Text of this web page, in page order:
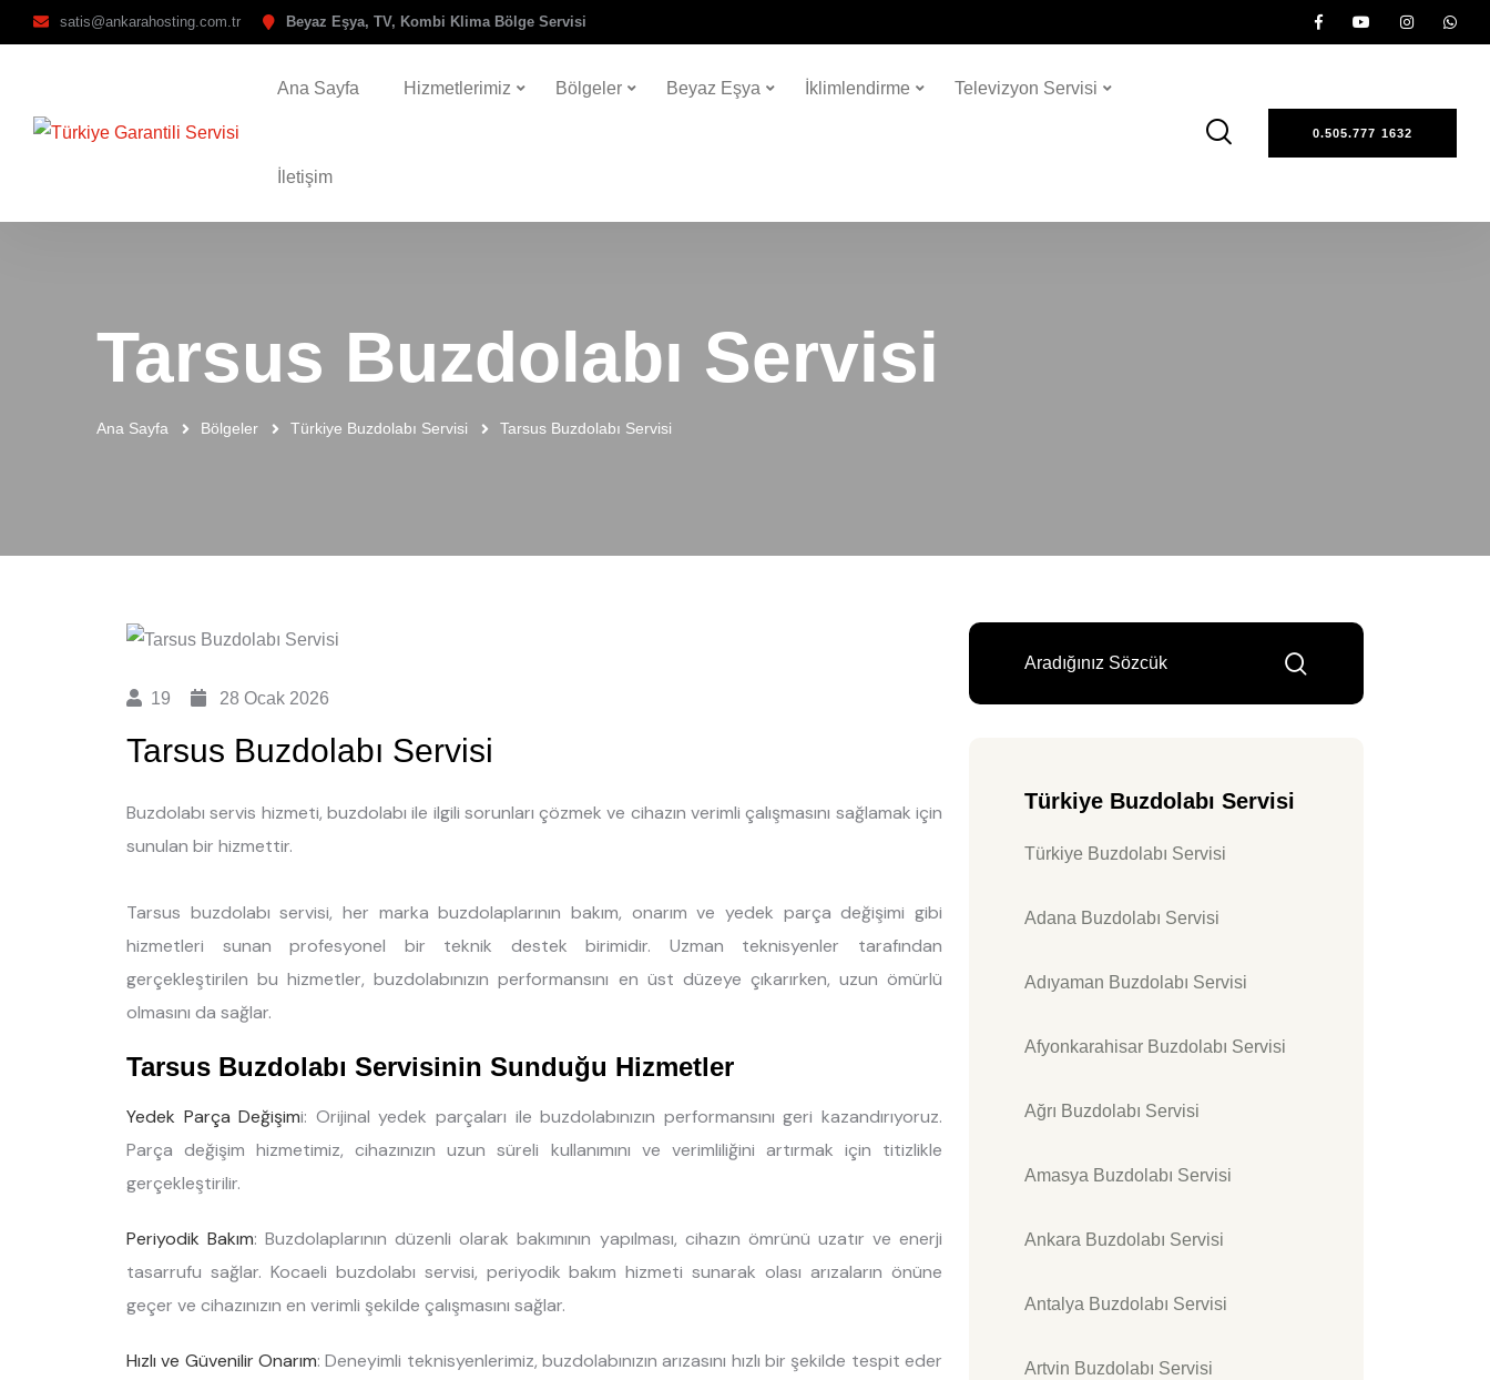
satis@ankarahosting.com.tr Beyaz Eşya, TV, Kombi Klima Bölge Servisi
Ana Sayfa Hizmetlerimiz Bölgeler Beyaz Eşya İklimlendirme Televizyon Servisi
İletişim
0.505.777 1632
Tarsus Buzdolabı Servisi
Ana Sayfa Bölgeler Türkiye Buzdolabı Servisi Tarsus Buzdolabı Servisi
19 28 Ocak 2026
Tarsus Buzdolabı Servisi
Buzdolabı servis hizmeti, buzdolabı ile ilgili sorunları çözmek ve cihazın verimli çalışmasını sağlamak için
sunulan bir hizmettir.
Tarsus buzdolabı servisi, her marka buzdolaplarının bakım, onarım ve yedek parça değişimi gibi
hizmetleri sunan profesyonel bir teknik destek birimidir. Uzman teknisyenler tarafından
gerçekleştirilen bu hizmetler, buzdolabınızın performansını en üst düzeye çıkarırken, uzun ömürlü
olmasını da sağlar.
Tarsus Buzdolabı Servisinin Sunduğu Hizmetler
Yedek Parça Değişimi: Orijinal yedek parçaları ile buzdolabınızın performansını geri kazandırıyoruz.
Parça değişim hizmetimiz, cihazınızın uzun süreli kullanımını ve verimliliğini artırmak için titizlikle
gerçekleştirilir.
Periyodik Bakım: Buzdolaplarının düzenli olarak bakımının yapılması, cihazın ömrünü uzatır ve enerji
tasarrufu sağlar. Kocaeli buzdolabı servisi, periyodik bakım hizmeti sunarak olası arızaların önüne
geçer ve cihazınızın en verimli şekilde çalışmasını sağlar.
Hızlı ve Güvenilir Onarım: Deneyimli teknisyenlerimiz, buzdolabınızın arızasını hızlı bir şekilde tespit eder
Türkiye Buzdolabı Servisi
Türkiye Buzdolabı Servisi
Adana Buzdolabı Servisi
Adıyaman Buzdolabı Servisi
Afyonkarahisar Buzdolabı Servisi
Ağrı Buzdolabı Servisi
Amasya Buzdolabı Servisi
Ankara Buzdolabı Servisi
Antalya Buzdolabı Servisi
Artvin Buzdolabı Servisi